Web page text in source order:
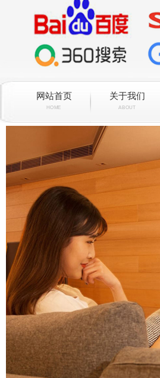
网站首页
HOME
关于我们
ABOUT